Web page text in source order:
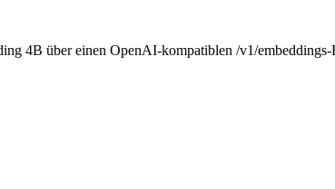
4B über einen OpenAI-kompatiblen /v1/